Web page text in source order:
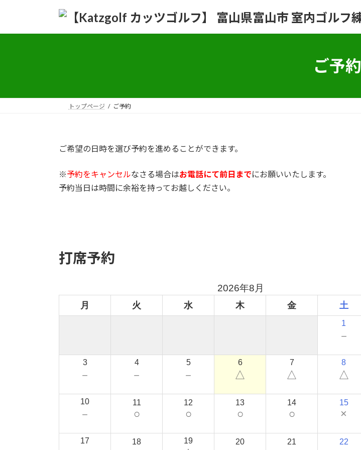
ご予約
トップページ ご予約
ご希望の日時を選び予約を進めることができます。
※予約をキャンセルなさる場合はお電話にて前日までにお願いいたします。
予約当日は時間に余裕を持ってお越しください。
打席予約
2026年8月
月 火 水 木 金 土
1
－
3
－
4
－
5
－
6
△
7
△
8
△
10
－
11
○
12
○
13
○
14
○
15
×
17 18 19 20 21 22